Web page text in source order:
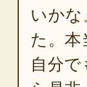
いか
た。
自分